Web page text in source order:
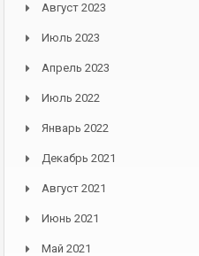
Август 2023
Июль 2023
Апрель 2023
Июль 2022
Январь 2022
Декабрь 2021
Август 2021
Июнь 2021
Май 2021